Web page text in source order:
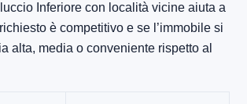
Inferiore con località vicine aiuta a
è competitivo e se l’immobile si
alta, media o conveniente rispetto al